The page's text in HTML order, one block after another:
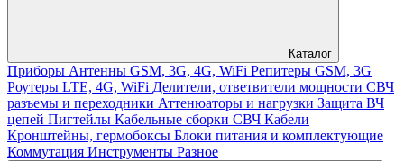
Каталог
Приборы Антенны GSM, 3G, 4G, WiFi Репитеры GSM, 3G
Роутеры LTE, 4G, WiFi Делители, ответвители мощности СВЧ
разъемы и переходники Аттенюаторы и нагрузки Защита ВЧ
цепей Пигтейлы Кабельные сборки СВЧ Кабели
Кронштейны, гермобоксы Блоки питания и комплектующие
Коммутация Инструменты Разное